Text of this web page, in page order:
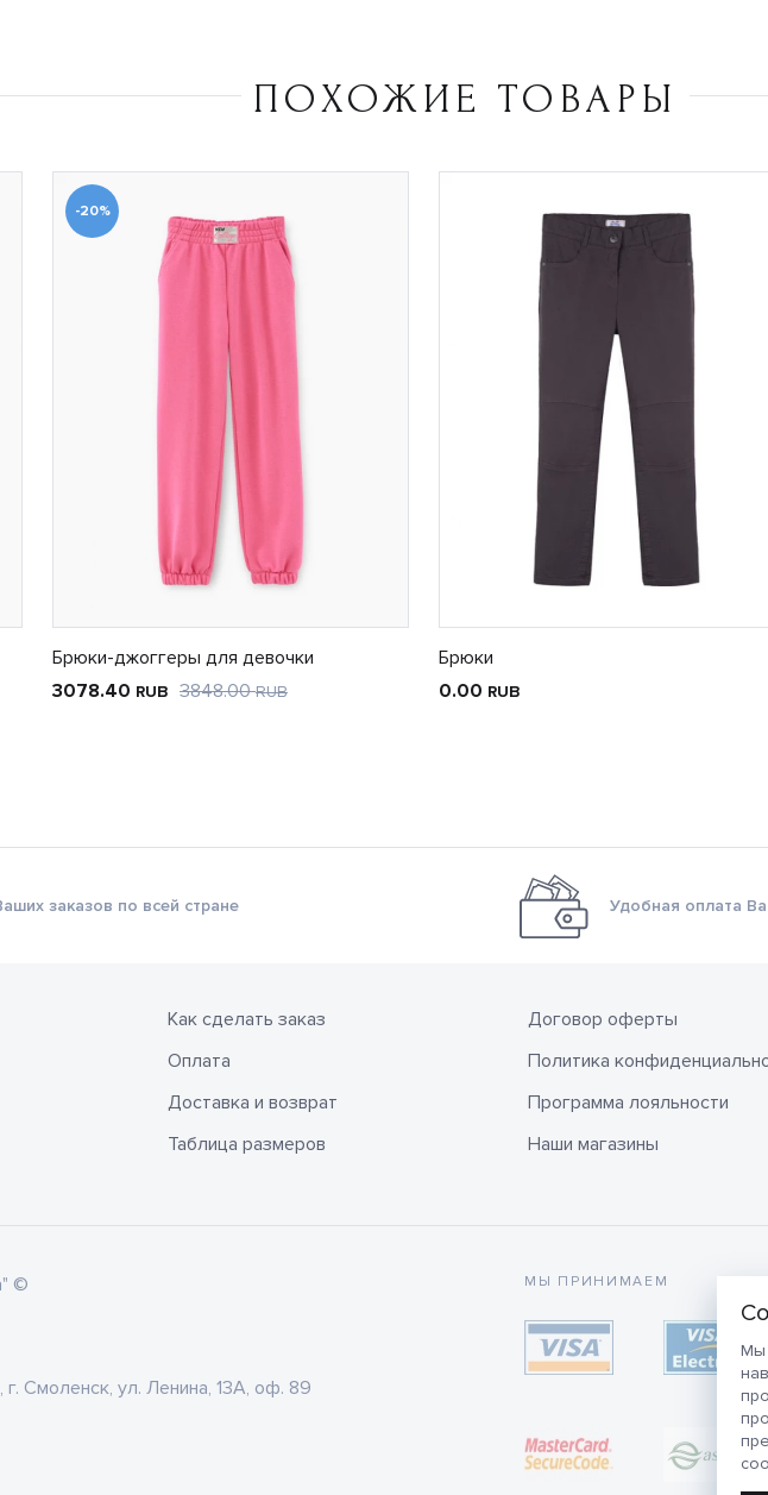
Мы
ПОХОЖИЕ ТОВАРЫ
-20%
Брюки-джоггеры для девочки
3078.40 RUB 3848.00RUB
Брюки
0.00 RUB
заказов по всей стране Удобная оплата
Как сделать заказ
Оплата
Доставка и возврат
Таблица размеров
Договор оферты
Политика
Программа лояльности
Наши магазины
©
г. Смоленск, ул. Ленина, 13А, оф. 89
МЫ ПРИНИМАЕМ